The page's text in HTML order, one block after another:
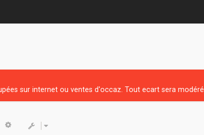
sur internet ou ventes d'occaz. Tout ecart sera modéré
Recherche avancée